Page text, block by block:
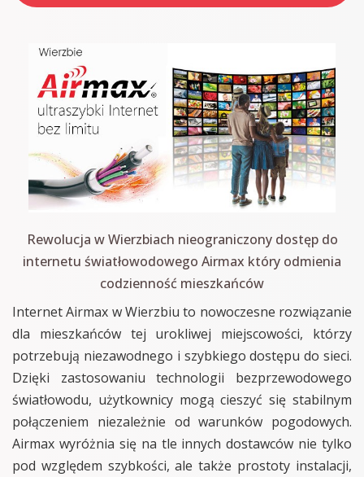
Rewolucja w Wierzbiach nieograniczony dostęp do
internetu światłowodowego Airmax który odmienia
codzienność mieszkańców
Internet Airmax w Wierzbiu to nowoczesne rozwiązanie
dla mieszkańców tej urokliwej miejscowości, którzy
potrzebują niezawodnego i szybkiego dostępu do sieci.
Dzięki zastosowaniu technologii bezprzewodowego
światłowodu, użytkownicy mogą cieszyć się stabilnym
połączeniem niezależnie od warunków pogodowych.
Airmax wyróżnia się na tle innych dostawców nie tylko
pod względem szybkości, ale także prostoty instalacji,